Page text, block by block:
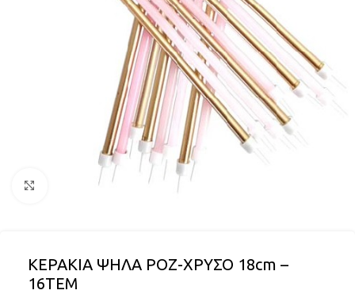
Click to enlarge
ΚΕΡΑΚΙA ΨΗΛΑ ΡΟΖ-ΧΡΥΣΟ 18cm –
16ΤΕΜ